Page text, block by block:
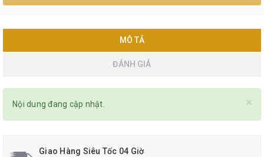
MÔ TẢ
ĐÁNH GIÁ
×
Nội dung đang cập nhật.
Giao Hàng Siêu Tốc 04 Giờ